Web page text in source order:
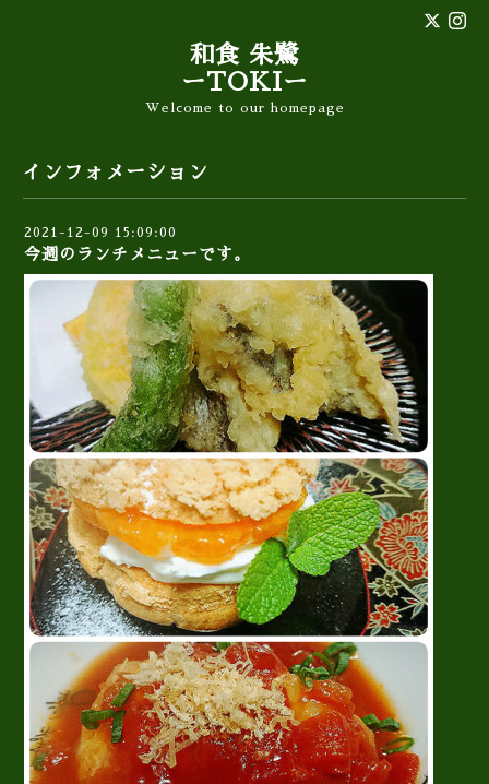
和食 朱鷺
ーTOKIー
Welcome to our homepage
インフォメーション
2021-12-09 15:09:00
今週のランチメニューです。